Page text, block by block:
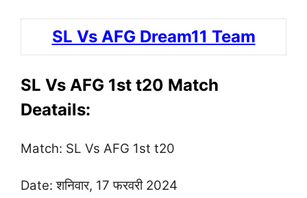
SL Vs AFG Dream11 Team
SL Vs AFG 1st t20 Match
Deatails:
Match: SL Vs AFG 1st t20
Date: शनिवार, 17 फरवरी 2024